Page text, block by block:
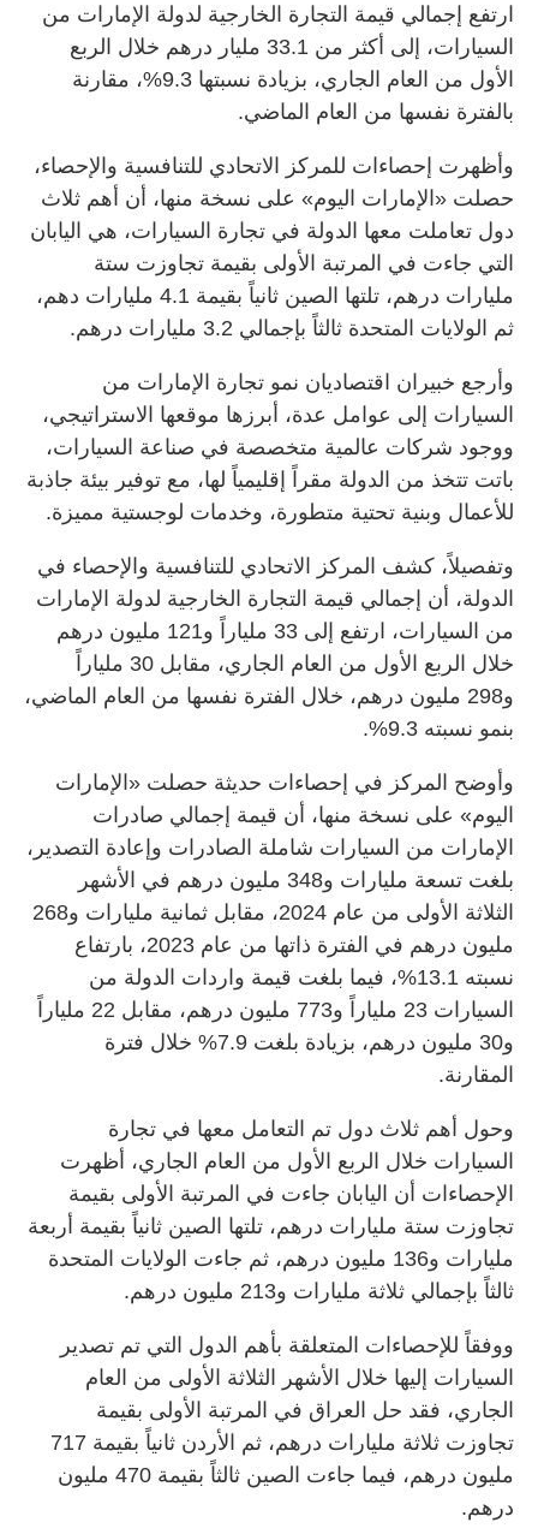
ارتفع إجمالي قيمة التجارة الخارجية لدولة الإمارات من
السيارات، إلى أكثر من 33.1 مليار درهم خلال الربع
الأول من العام الجاري، بزيادة نسبتها 9.3%، مقارنة
بالفترة نفسها من العام الماضي.
وأظهرت إحصاءات للمركز الاتحادي للتنافسية والإحصاء،
حصلت «الإمارات اليوم» على نسخة منها، أن أهم ثلاث
دول تعاملت معها الدولة في تجارة السيارات، هي اليابان
التي جاءت في المرتبة الأولى بقيمة تجاوزت ستة
مليارات درهم، تلتها الصين ثانياً بقيمة 4.1 مليارات دهم،
ثم الولايات المتحدة ثالثاً بإجمالي 3.2 مليارات درهم.
وأرجع خبيران اقتصاديان نمو تجارة الإمارات من
السيارات إلى عوامل عدة، أبرزها موقعها الاستراتيجي،
ووجود شركات عالمية متخصصة في صناعة السيارات،
باتت تتخذ من الدولة مقراً إقليمياً لها، مع توفير بيئة جاذبة
للأعمال وبنية تحتية متطورة، وخدمات لوجستية مميزة.
وتفصيلاً، كشف المركز الاتحادي للتنافسية والإحصاء في
الدولة، أن إجمالي قيمة التجارة الخارجية لدولة الإمارات
من السيارات، ارتفع إلى 33 ملياراً و121 مليون درهم
خلال الربع الأول من العام الجاري، مقابل 30 ملياراً
و298 مليون درهم، خلال الفترة نفسها من العام الماضي،
بنمو نسبته 9.3%.
وأوضح المركز في إحصاءات حديثة حصلت «الإمارات
اليوم» على نسخة منها، أن قيمة إجمالي صادرات
الإمارات من السيارات شاملة الصادرات وإعادة التصدير،
بلغت تسعة مليارات و348 مليون درهم في الأشهر
الثلاثة الأولى من عام 2024، مقابل ثمانية مليارات و268
مليون درهم في الفترة ذاتها من عام 2023، بارتفاع
نسبته 13.1%، فيما بلغت قيمة واردات الدولة من
السيارات 23 ملياراً و773 مليون درهم، مقابل 22 ملياراً
و30 مليون درهم، بزيادة بلغت 7.9% خلال فترة
المقارنة.
وحول أهم ثلاث دول تم التعامل معها في تجارة
السيارات خلال الربع الأول من العام الجاري، أظهرت
الإحصاءات أن اليابان جاءت في المرتبة الأولى بقيمة
تجاوزت ستة مليارات درهم، تلتها الصين ثانياً بقيمة أربعة
مليارات و136 مليون درهم، ثم جاءت الولايات المتحدة
ثالثاً بإجمالي ثلاثة مليارات و213 مليون درهم.
ووفقاً للإحصاءات المتعلقة بأهم الدول التي تم تصدير
السيارات إليها خلال الأشهر الثلاثة الأولى من العام
الجاري، فقد حل العراق في المرتبة الأولى بقيمة
تجاوزت ثلاثة مليارات درهم، ثم الأردن ثانياً بقيمة 717
مليون درهم، فيما جاءت الصين ثالثاً بقيمة 470 مليون
درهم.